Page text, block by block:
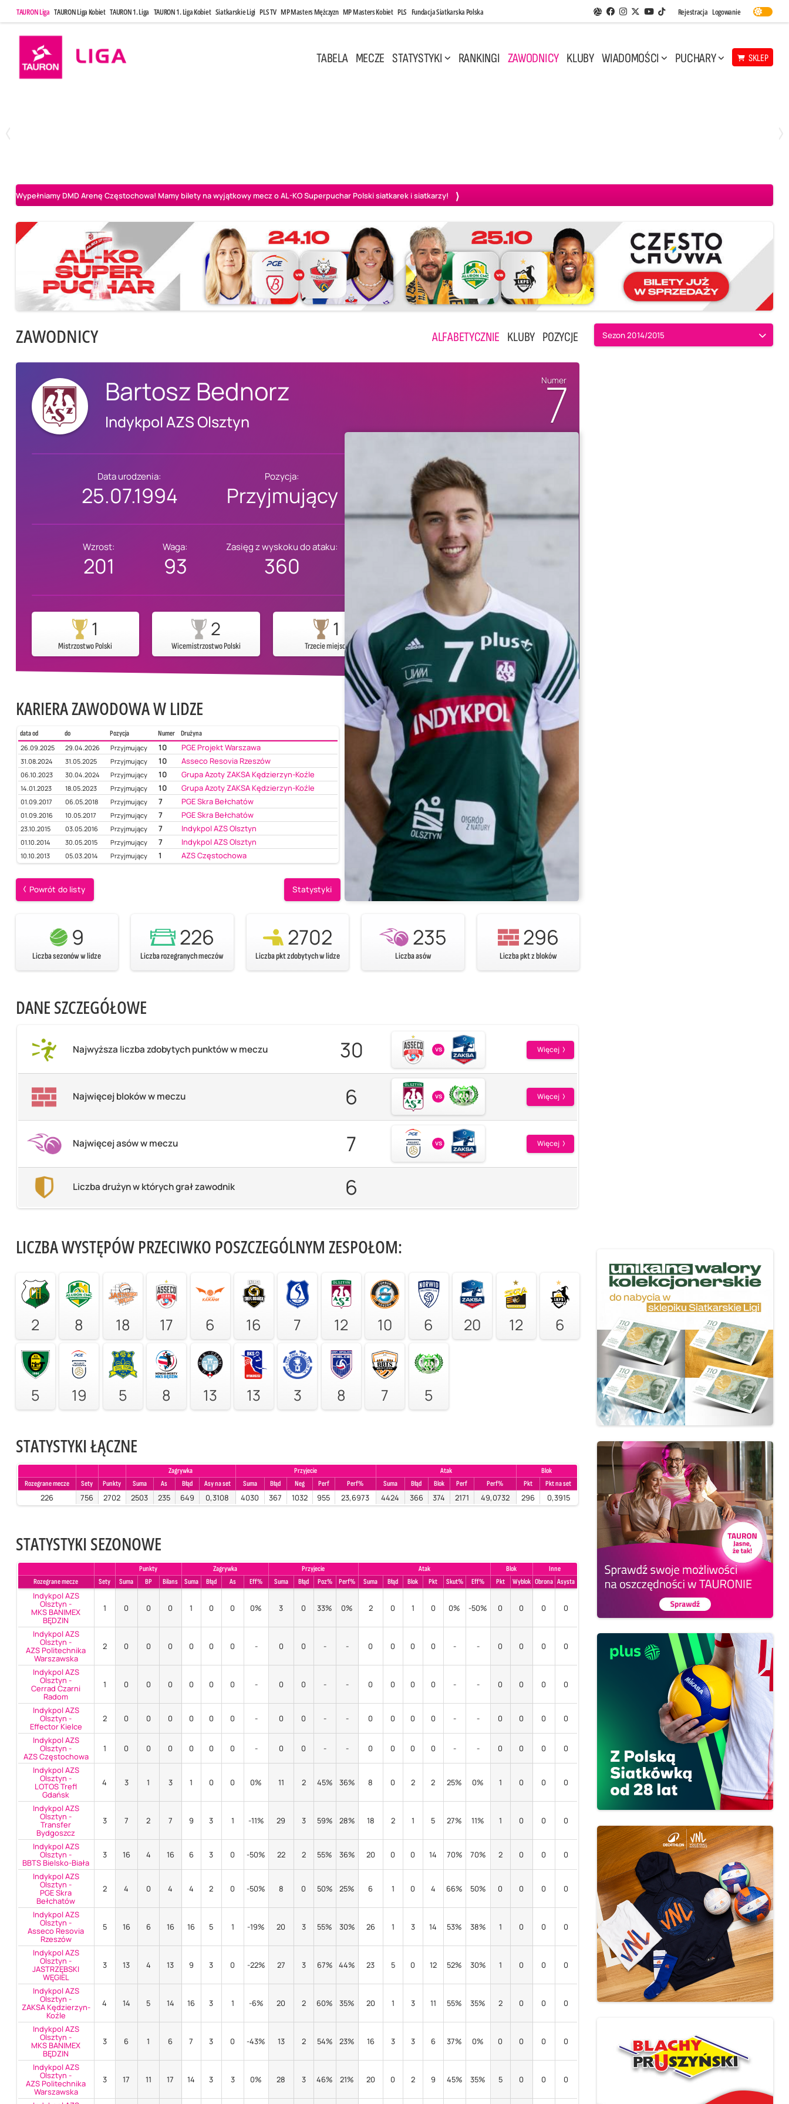
TAURON Liga TAURON Liga Kobiet TAURON 1. Liga TAURON 1. Liga Kobiet Siatkarskie Ligi PLS TV MP Masters Mężczyzn MP Masters Kobiet PLS Fundacja Siatkarska Polska Aplikacja Siatkarskie Ligi
Facebook
Instagram
Twitter
Youtube
TikTok
Rejestracja Logowanie
TABELA MECZE STATYSTYKI RANKINGI ZAWODNICY KLUBY WIADOMOŚCI PUCHARY SKLEP
Wypełniamy DMD Arenę Częstochowa! Mamy bilety na wyjątkowy mecz o AL-KO Superpuchar Polski siatkarek i siatkarzy!
ZAWODNICY ALFABETYCZNIE KLUBY POZYCJE Sezon 2014/2015
Bartosz Bednorz
Indykpol AZS Olsztyn
Data urodzenia:
25.07.1994
Pozycja:
Przyjmujący
Wzrost:
201
Waga:
93
Zasięg z wyskoku do ataku:
360
1
Mistrzostwo Polski
2
Wicemistrzostwo Polski
1
Trzecie miejsce
KARIERA ZAWODOWA W LIDZE
data od do Pozycja Numer
Drużyna
26.09.2025
29.04.2026 Przyjmujący 10 PGE Projekt Warszawa
31.08.2024 31.05.2025 Przyjmujący 10 Asseco Resovia Rzeszów
06.10.2023 30.04.2024 Przyjmujący 10 Grupa Azoty ZAKSA Kędzierzyn-Koźle
14.01.2023 18.05.2023 Przyjmujący 10 Grupa Azoty ZAKSA Kędzierzyn-Koźle
01.09.2017 06.05.2018 Przyjmujący 7 PGE Skra Bełchatów
01.09.2016 10.05.2017 Przyjmujący 7 PGE Skra Bełchatów
23.10.2015 03.05.2016 Przyjmujący 7 Indykpol AZS Olsztyn
01.10.2014 30.05.2015 Przyjmujący 7 Indykpol AZS Olsztyn
10.10.2013 05.03.2014 Przyjmujący 1 AZS Częstochowa
Powrót do listy Statystyki
Numer
7
9
Liczba sezonów w lidze
226
Liczba rozegranych meczów
2702
Liczba pkt zdobytych w lidze
235
Liczba asów
296
Liczba pkt z bloków
DANE SZCZEGÓŁOWE
Najwyższa liczba zdobytych punktów w meczu 30 vs Więcej
Najwięcej bloków w meczu 6 vs Więcej
Najwięcej asów w meczu 7 vs Więcej
Liczba drużyn w których grał zawodnik 6
LICZBA WYSTĘPÓW PRZECIWKO POSZCZEGÓLNYM ZESPOŁOM:
2 8 18 17 6 16 7 12 10 6 20 12 6
5 19 5 8 13 13 3 8 7 5
STATYSTYKI ŁĄCZNE
Zagrywka Przyjecie Atak
Blok
Rozegrane mecze
Sety Punkty Suma As Błąd Asy na set Suma Błąd Neg Perf Perf% Suma Błąd Blok Perf Perf% Pkt Pkt na set
226 756 2702 2503 235 649 0,3108 4030 367 1032 955 23,6973 4424 366 374 2171 49,0732 296 0,3915
STATYSTYKI SEZONOWE
Punkty Zagrywka Przyjecie Atak Blok
Inne
Rozegrane mecze
Sety Suma BP Bilans Suma Błąd As Eff% Suma Błąd Poz% Perf% Suma Błąd Blok Pkt Skut% Eff% Pkt Wyblok Obrona Asysta
Indykpol AZS
Olsztyn -
MKS BANIMEX
BĘDZIN
1 0 0 0 1 0 0 0% 3 0 33% 0% 2 0 1 0 0% -50% 0 0 0 0
Indykpol AZS
Olsztyn -
AZS Politechnika
Warszawska
2 0 0 0 0 0 0 - 0 0 - - 0 0 0 0 - - 0 0 0 0
Indykpol AZS
Olsztyn -
Cerrad Czarni
Radom
1 0 0 0 0 0 0 - 0 0 - - 0 0 0 0 - - 0 0 0 0
Indykpol AZS
Olsztyn -
Effector Kielce
2 0 0 0 0 0 0 - 0 0 - - 0 0 0 0 - - 0 0 0 0
Indykpol AZS
Olsztyn -
AZS Częstochowa
1 0 0 0 0 0 0 - 0 0 - - 0 0 0 0 - - 0 0 0 0
Indykpol AZS
Olsztyn -
LOTOS Trefl
Gdańsk
4 3 1 3 1 0 0 0% 11 2 45% 36% 8 0 2 2 25% 0% 1 0 0 0
Indykpol AZS
Olsztyn -
Transfer
Bydgoszcz
3 7 2 7 9 3 1 -11% 29 3 59% 28% 18 2 1 5 27% 11% 1 0 0 0
Indykpol AZS
Olsztyn -
BBTS Bielsko-Biała
3 16 4 16 6 3 0 -50% 22 2 55% 36% 20 0 0 14 70% 70% 2 0 0 0
Indykpol AZS
Olsztyn -
PGE Skra
Bełchatów
2 4 0 4 4 2 0 -50% 8 0 50% 25% 6 1 0 4 66% 50% 0 0 0 0
Indykpol AZS
Olsztyn -
Asseco Resovia
Rzeszów
5 16 6 16 16 5 1 -19% 20 3 55% 30% 26 1 3 14 53% 38% 1 0 0 0
Indykpol AZS
Olsztyn -
JASTRZĘBSKI
WĘGIEL
3 13 4 13 9 3 0 -22% 27 3 67% 44% 23 5 0 12 52% 30% 1 0 0 0
Indykpol AZS
Olsztyn -
ZAKSA Kędzierzyn-
Koźle
4 14 5 14 16 3 1 -6% 20 2 60% 35% 20 1 3 11 55% 35% 2 0 0 0
Indykpol AZS
Olsztyn -
MKS BANIMEX
BĘDZIN
3 6 1 6 7 3 0 -43% 13 2 54% 23% 16 3 3 6 37% 0% 0 0 0 0
Indykpol AZS
Olsztyn -
AZS Politechnika
Warszawska
3 17 11 17 14 3 3 0% 28 3 46% 21% 20 0 2 9 45% 35% 5 0 0 0